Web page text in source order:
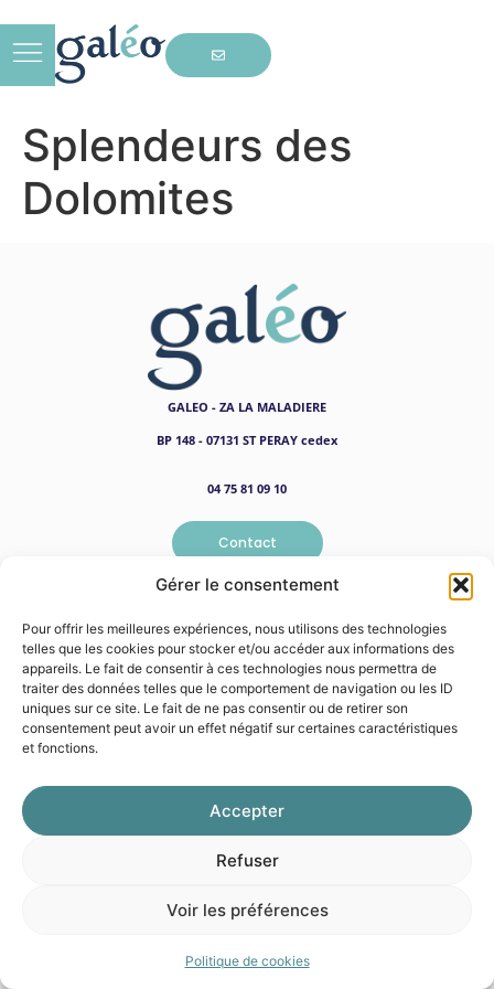
Gérer le consentement
Pour offrir les meilleures expériences, nous utilisons des technologies
telles que les cookies pour stocker et/ou accéder aux informations des
appareils. Le fait de consentir à ces technologies nous permettra de
traiter des données telles que le comportement de navigation ou les ID
uniques sur ce site. Le fait de ne pas consentir ou de retirer son
consentement peut avoir un effet négatif sur certaines caractéristiques
et fonctions.
Accepter
Refuser
Voir les préférences
Politique de cookies
Splendeurs des
Dolomites
GALEO - ZA LA MALADIERE
BP 148 - 07131 ST PERAY cedex
04 75 81 09 10
Contact
© 2026 GaléoMentions légalesPolitique de confidentialité